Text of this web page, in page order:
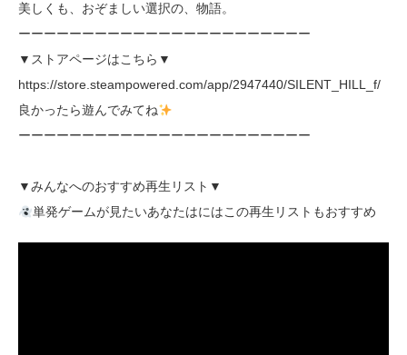
美しくも、おぞましい選択の、物語。
ーーーーーーーーーーーーーーーーーーーーーーー
▼ストアページはこちら▼
https://store.steampowered.com/app/2947440/SILENT_HILL_f/
良かったら遊んでみてね
ーーーーーーーーーーーーーーーーーーーーーーー
▼みんなへのおすすめ再生リスト▼
単発ゲームが見たいあなたはにはこの再生リストもおすすめ